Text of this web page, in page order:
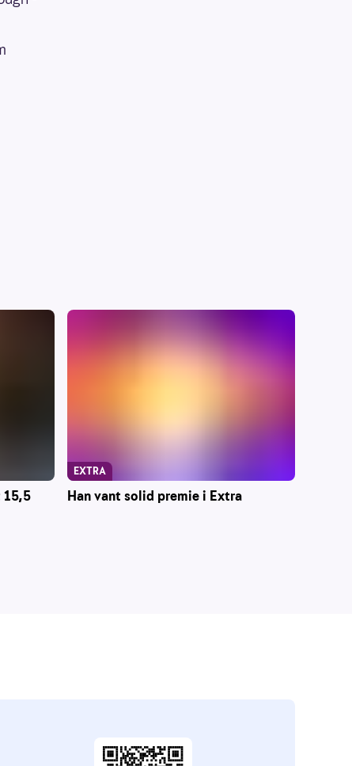
15,5
Han vant solid premie i Extra
EXTRA